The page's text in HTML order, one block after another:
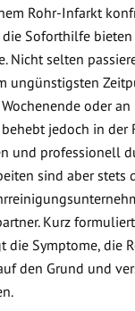
Rohr-Infarkt
Soforthilfe
Nicht selten
ungünstigsten
oder an
jedoch in der
und professionell
sind aber stets
Kurz
die Symptome, die
den Grund und